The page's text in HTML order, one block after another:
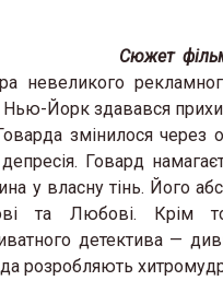
Сюжет
невеликого
Йорк здавався
змінилося
Говард
у власну тінь. Його
та Любові. Крім
детектива —
розробляють